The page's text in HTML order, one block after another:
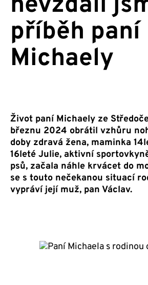
příběh paní
Michaely
Život paní Michaely ze
březnu 2024 obrátil vzhůru
doby zdravá žena, maminka
16leté Julie, aktivní
psů, začala náhle krvácet do
se s touto nečekanou situací
vypráví její muž, pan Václav.